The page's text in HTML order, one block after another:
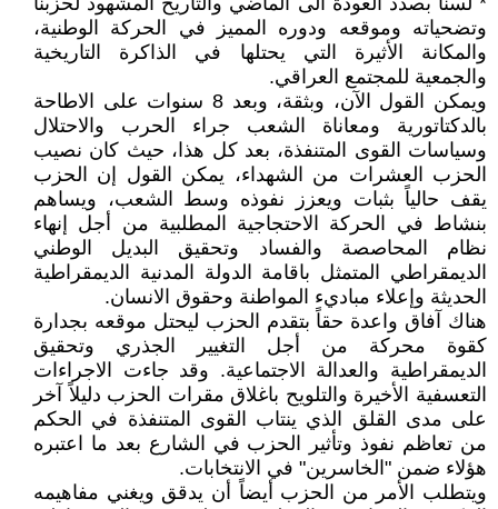
وتضحياته وموقعه ودوره المميز في الحركة الوطنية،
والمكانة الأثيرة التي يحتلها في الذاكرة التاريخية
والجمعية للمجتمع العراقي.
ويمكن القول الآن، وبثقة، وبعد 8 سنوات على الاطاحة
بالدكتاتورية ومعاناة الشعب جراء الحرب والاحتلال
وسياسات القوى المتنفذة، بعد كل هذا، حيث كان نصيب
الحزب العشرات من الشهداء، يمكن القول إن الحزب
يقف حالياً بثبات ويعزز نفوذه وسط الشعب، ويساهم
بنشاط في الحركة الاحتجاجية المطلبية من أجل إنهاء
نظام المحاصصة والفساد وتحقيق البديل الوطني
الديمقراطي المتمثل باقامة الدولة المدنية الديمقراطية
الحديثة وإعلاء مباديء المواطنة وحقوق الانسان.
هناك آفاق واعدة حقاً بتقدم الحزب ليحتل موقعه بجدارة
كقوة محركة من أجل التغيير الجذري وتحقيق
الديمقراطية والعدالة الاجتماعية. وقد جاءت الاجراءات
التعسفية الأخيرة والتلويح باغلاق مقرات الحزب دليلاً آخر
على مدى القلق الذي ينتاب القوى المتنفذة في الحكم
من تعاظم نفوذ وتأثير الحزب في الشارع بعد ما اعتبره
هؤلاء ضمن "الخاسرين" في الانتخابات.
ويتطلب الأمر من الحزب أيضاً أن يدقق ويغني مفاهيمه